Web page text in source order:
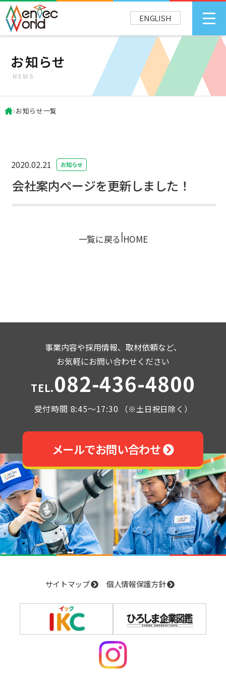
ENGLISH
お知らせ
NEWS
お知らせ一覧
2020.02.21 お知らせ
会社案内ページを更新しました！
一覧に戻る|HOME
事業内容や採用情報、取材依頼など、
お気軽にお問い合わせください
TEL.082-436-4800
受付時間 8:45～17:30 （※土日祝日除く）
メールでお問い合わせ
サイトマップ 個人情報保護方針